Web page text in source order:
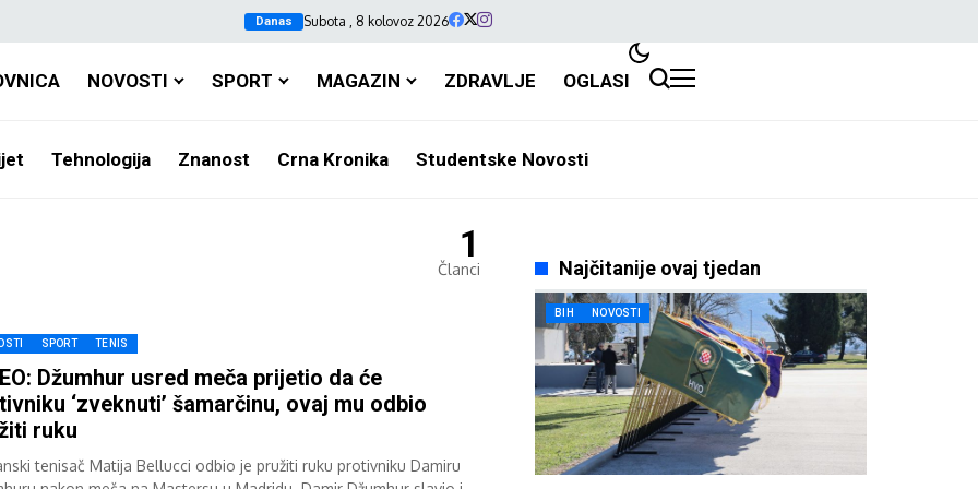
Danas Subota , 8 kolovoz 2026
NOVOSTI SPORT MAGAZIN ZDRAVLJE OGLASI
Tehnologija Znanost Crna Kronika Studentske Novosti
1
Članci
SPORT TENIS
Džumhur usred meča prijetio da će
‘zveknuti’ šamarčinu, ovaj mu odbio
ruku
tenisač Matija Bellucci odbio je pružiti ruku protivniku Damiru
Najčitanije ovaj tjedan
BIH NOVOSTI